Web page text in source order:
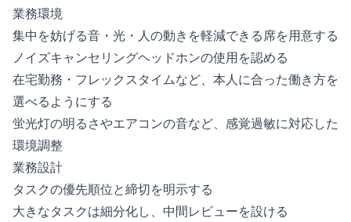
業務環境
集中を妨げる音・光・人の動きを軽減できる席を用意する
ノイズキャンセリングヘッドホンの使用を認める
在宅勤務・フレックスタイムなど、本人に合った働き方を
選べるようにする
蛍光灯の明るさやエアコンの音など、感覚過敏に対応した
環境調整
業務設計
タスクの優先順位と締切を明示する
大きなタスクは細分化し、中間レビューを設ける